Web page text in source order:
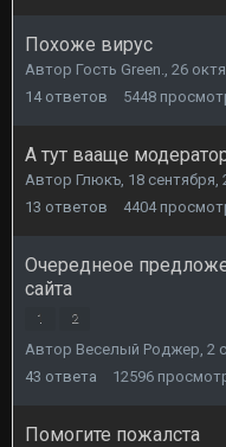
Похоже вирус
Автор Гость Green., 26
14 ответов 5448
А тут вааще
Автор Глюкъ, 18 сентября,
13 ответов 4404
Очереднеое
сайта
1 2
Автор Веселый Роджер, 2
43 ответа 12596
Помогите пожалста